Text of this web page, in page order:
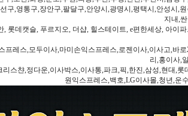
구,영통구,장안구,팔달구,안양시,광명시,평택시,안성시,
지내,
, 롯데캣슬, 푸르지오, 더샵, 힐스테이트, e편한세상, 아이
프레스,모두이사,마미손익스프레스,로젠이사,이사고,바
리,홍이사,
스챤,정다운,이사박스,이사통,파크,픽,한진,삼성,현대,
원익스프레스,백호,LG이사몰,청년,운